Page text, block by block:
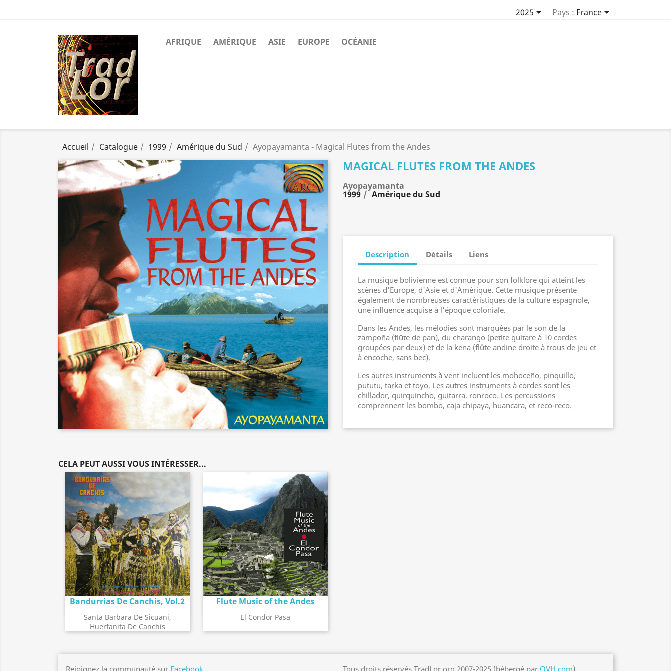
2025 Pays : France
AFRIQUE AMÉRIQUE ASIE EUROPE OCÉANIE
Accueil Catalogue 1999 Amérique du Sud Ayopayamanta - Magical Flutes from the Andes
MAGICAL FLUTES FROM THE ANDES
Ayopayamanta
1999 Amérique du Sud
Description Détails Liens
La musique bolivienne est connue pour son folklore qui atteint les
scènes d'Europe, d'Asie et d'Amérique. Cette musique présente
également de nombreuses caractéristiques de la culture espagnole,
une influence acquise à l'époque coloniale.
Dans les Andes, les mélodies sont marquées par le son de la
zampoña (flûte de pan), du charango (petite guitare à 10 cordes
groupées par deux) et de la kena (flûte andine droite à trous de jeu et
à encoche, sans bec).
Les autres instruments à vent incluent les mohoceño, pinquillo,
pututu, tarka et toyo. Les autres instruments à cordes sont les
chillador, quirquincho, guitarra, ronroco. Les percussions
comprennent les bombo, caja chipaya, huancara, et reco-reco.
CELA PEUT AUSSI VOUS INTÉRESSER...
Bandurrias De Canchis, Vol.2
Santa Barbara De Sicuani,
Huerfanita De Canchis
searchDétail de l'album Flute Music of the Andes
El Condor Pasa
search Détail de l'album
Rejoignez la communauté sur Facebook Tous droits réservés TradLor.org 2007-2025 (hébergé par OVH.com)